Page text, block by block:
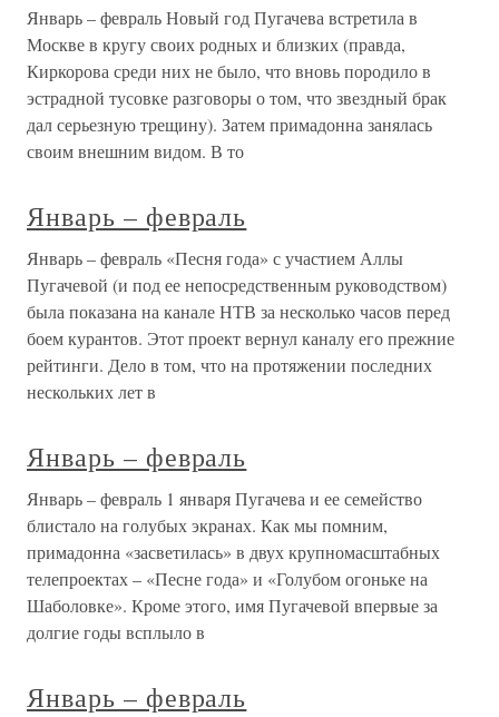
Январь – февраль Новый год Пугачева встретила в
Москве в кругу своих родных и близких (правда,
Киркорова среди них не было, что вновь породило в
эстрадной тусовке разговоры о том, что звездный брак
дал серьезную трещину). Затем примадонна занялась
своим внешним видом. В то
Январь – февраль
Январь – февраль «Песня года» с участием Аллы
Пугачевой (и под ее непосредственным руководством)
была показана на канале НТВ за несколько часов перед
боем курантов. Этот проект вернул каналу его прежние
рейтинги. Дело в том, что на протяжении последних
нескольких лет в
Январь – февраль
Январь – февраль 1 января Пугачева и ее семейство
блистало на голубых экранах. Как мы помним,
примадонна «засветилась» в двух крупномасштабных
телепроектах – «Песне года» и «Голубом огоньке на
Шаболовке». Кроме этого, имя Пугачевой впервые за
долгие годы всплыло в
Январь – февраль